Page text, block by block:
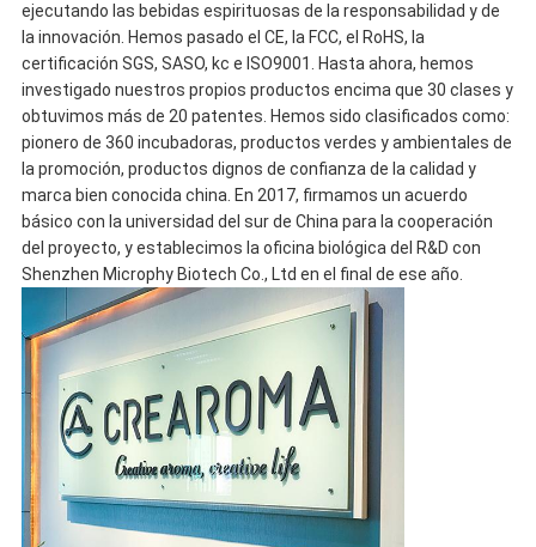
ejecutando las bebidas espirituosas de la responsabilidad y de
la innovación. Hemos pasado el CE, la FCC, el RoHS, la
certificación SGS, SASO, kc e ISO9001. Hasta ahora, hemos
investigado nuestros propios productos encima que 30 clases y
obtuvimos más de 20 patentes. Hemos sido clasificados como:
pionero de 360 incubadoras, productos verdes y ambientales de
la promoción, productos dignos de confianza de la calidad y
marca bien conocida china. En 2017, firmamos un acuerdo
básico con la universidad del sur de China para la cooperación
del proyecto, y establecimos la oficina biológica del R&D con
Shenzhen Microphy Biotech Co., Ltd en el final de ese año.